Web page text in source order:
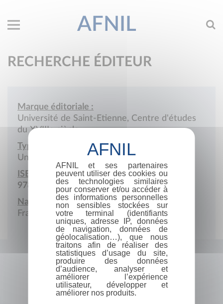
AFNIL
RECHERCHE ÉDITEUR
Marque éditoriale :
Université de Saint-Etienne, Centre d'études
du XVIIIe siècle
Type de société :
Université
ISBN :
978-2-902301
Nationalité :
France
AFNIL et ses partenaires
peuvent utiliser des cookies ou
des technologies similaires
pour conserver et/ou accéder à
des informations personnelles
non sensibles stockées sur
votre terminal (identifiants
uniques, adresse IP, données
de navigation, données de
géolocalisation…), que nous
traitons afin de réaliser des
statistiques d’usage du site,
produire des données
d’audience, analyser et
améliorer l’expérience
utilisateur, développer et
améliorer nos produits.